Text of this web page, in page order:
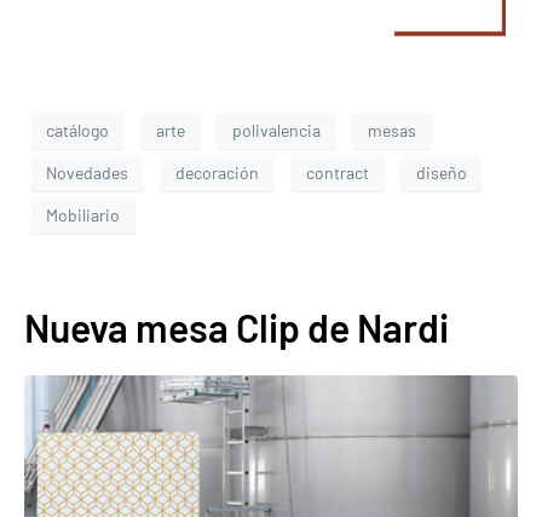
catálogo arte polivalencia mesas
Novedades decoración contract diseño
Mobiliario
Nueva mesa Clip de Nardi